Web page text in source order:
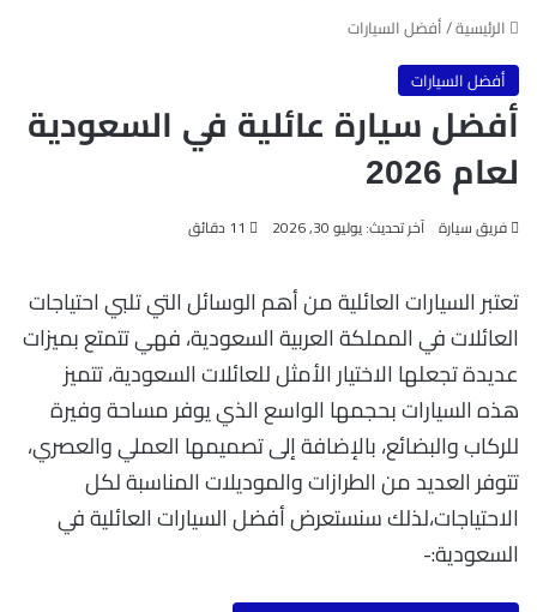
الرئيسية/أفضل السيارات
أفضل السيارات
أفضل سيارة عائلية في السعودية
لعام 2026
فريق سيارة آخر تحديث: يوليو 30, 2026
تعتبر السيارات العائلية من أهم الوسائل التي تلبي احتياجات
العائلات في المملكة العربية السعودية، فهي تتمتع بميزات
عديدة تجعلها الاختيار الأمثل للعائلات السعودية، تتميز
هذه السيارات بحجمها الواسع الذي يوفر مساحة وفيرة
للركاب والبضائع، بالإضافة إلى تصميمها العملي والعصري،
تتوفر العديد من الطرازات والموديلات المناسبة لكل
الاحتياجات،لذلك سنستعرض أفضل السيارات العائلية في
السعودية:-